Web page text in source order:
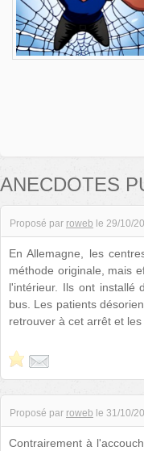
ANECDOTES
Proposé par roweb le 29/10/
En Allemagne, les
méthode originale, mais
l'intérieur. Ils ont installé
bus. Les patients
retrouver à cet arrêt et
Proposé par roweb le 31/10/
Contrairement à